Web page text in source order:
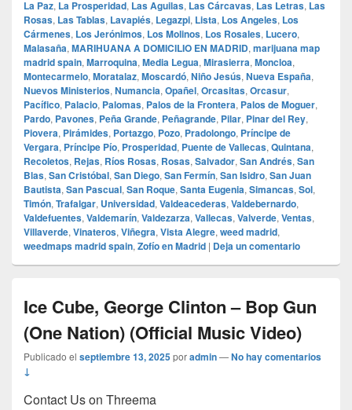
La Paz, La Prosperidad, Las Aguilas, Las Cárcavas, Las Letras, Las
Rosas, Las Tablas, Lavapiés, Legazpi, Lista, Los Angeles, Los
Cármenes, Los Jerónimos, Los Molinos, Los Rosales, Lucero,
Malasaña, MARIHUANA A DOMICILIO EN MADRID, marijuana map
madrid spain, Marroquina, Media Legua, Mirasierra, Moncloa,
Montecarmelo, Moratalaz, Moscardó, Niño Jesús, Nueva España,
Nuevos Ministerios, Numancia, Opañel, Orcasitas, Orcasur,
Pacífico, Palacio, Palomas, Palos de la Frontera, Palos de Moguer,
Pardo, Pavones, Peña Grande, Peñagrande, Pilar, Pinar del Rey,
Piovera, Pirámides, Portazgo, Pozo, Pradolongo, Príncipe de
Vergara, Príncipe Pío, Prosperidad, Puente de Vallecas, Quintana,
Recoletos, Rejas, Ríos Rosas, Rosas, Salvador, San Andrés, San
Blas, San Cristóbal, San Diego, San Fermín, San Isidro, San Juan
Bautista, San Pascual, San Roque, Santa Eugenia, Simancas, Sol,
Timón, Trafalgar, Universidad, Valdeacederas, Valdebernardo,
Valdefuentes, Valdemarín, Valdezarza, Vallecas, Valverde, Ventas,
Villaverde, Vinateros, Viñegra, Vista Alegre, weed madrid,
weedmaps madrid spain, Zofío en Madrid | Deja un comentario
Ice Cube, George Clinton – Bop Gun
(One Nation) (Official Music Video)
Publicado el septiembre 13, 2025poradmin—No hay comentarios
↓
Contact Us on Threema